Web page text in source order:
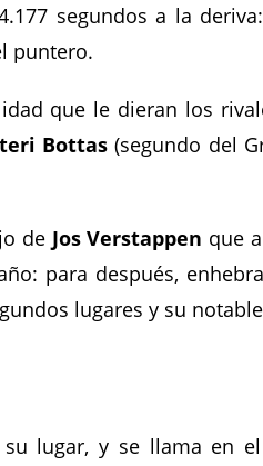
segundos a la
puntero.
que le dieran los
Bottas(segundo del
de Jos Verstappen que
para después,
lugares y su
lugar, y se llama en